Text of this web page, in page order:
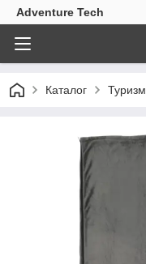
Adventure Tech
Каталог Туризм